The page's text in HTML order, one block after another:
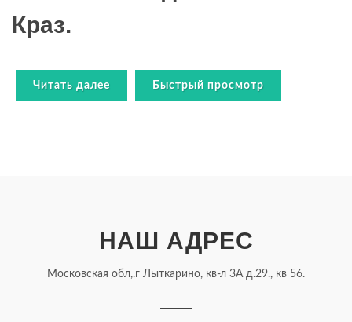
Краз.
Читать далее Быстрый просмотр
НАШ АДРЕС
Московская обл,.г Лыткарино, кв-л 3А д.29., кв 56.